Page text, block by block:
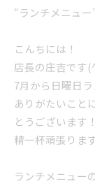
“ランチメニュー
こんちには！
店長の庄吉です
7月から日曜日ラ
ありがたいこと
とうございます！
精一杯頑張りま
ランチメニュー